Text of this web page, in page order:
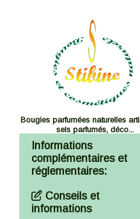
Bougies parfumées naturelles
sels parfumés, déco...
Informations
complémentaires et
réglementaires:
Conseils et
informations